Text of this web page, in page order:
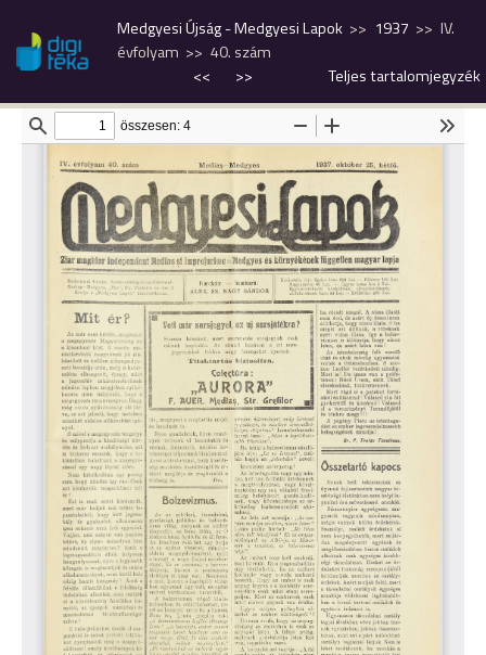
Medgyesi Újság - Medgyesi Lapok 1937
IV.
évfolyam
40. szám
<<
>> Teljes tartalomjegyzék